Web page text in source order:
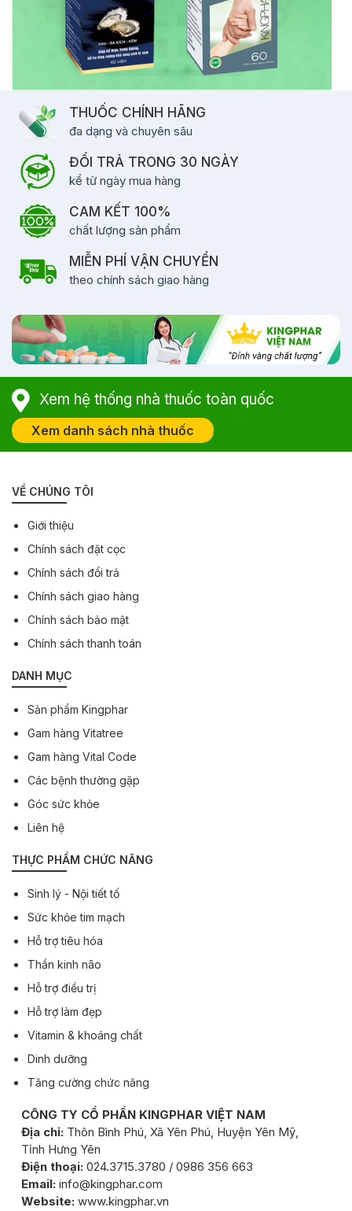
THUỐC CHÍNH HÃNG
đa dạng và chuyên sâu
ĐỔI TRẢ TRONG 30 NGÀY
kể từ ngày mua hàng
CAM KẾT 100%
chất lượng sản phẩm
MIỄN PHÍ VẬN CHUYỂN
theo chính sách giao hàng
Xem hệ thống nhà thuốc toàn quốc
Xem danh sách nhà thuốc
VỀ CHÚNG TÔI
Giới thiệu
Chính sách đặt cọc
Chính sách đổi trả
Chính sách giao hàng
Chính sách bảo mật
Chính sách thanh toán
DANH MỤC
Sản phẩm Kingphar
Gam hàng Vitatree
Gam hàng Vital Code
Các bệnh thường gặp
Góc sức khỏe
Liên hệ
THỰC PHẨM CHỨC NĂNG
Sinh lý - Nội tiết tố
Sức khỏe tim mạch
Hỗ trợ tiêu hóa
Thần kinh não
Hỗ trợ điều trị
Hỗ trợ làm đẹp
Vitamin & khoáng chất
Dinh dưỡng
Tăng cường chức năng
CÔNG TY CỔ PHẦN KINGPHAR VIỆT NAM
Địa chỉ: Thôn Bình Phú, Xã Yên Phú, Huyện Yên Mỹ,
Tỉnh Hưng Yên
Điện thoại: 024.3715.3780 / 0986 356 663
Email: info@kingphar.com
Website: www.kingphar.vn